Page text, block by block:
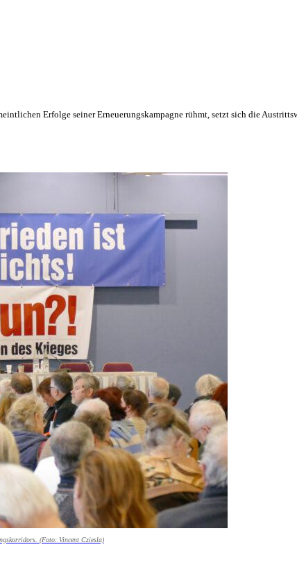
Erfolge seiner Erneuerungskampagne rühmt, setzt sich die
(Foto: Vincent Cziesla)